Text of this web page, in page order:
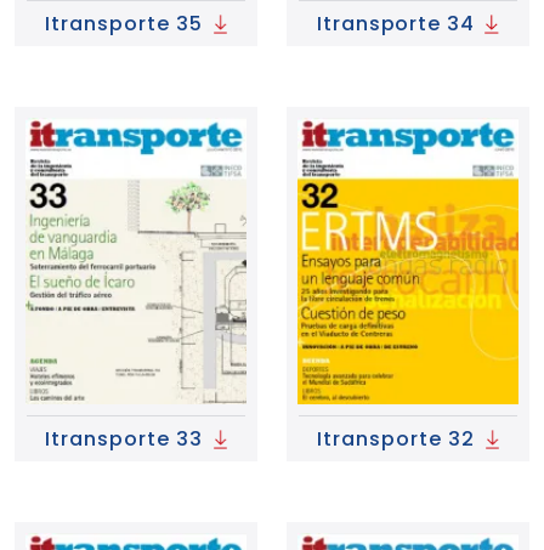
Itransporte 35 Itransporte 34
Itransporte 33 Itransporte 32